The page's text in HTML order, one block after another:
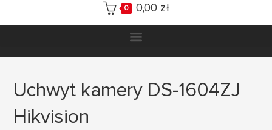
0 0,00 zł
Uchwyt kamery DS-1604ZJ
Hikvision